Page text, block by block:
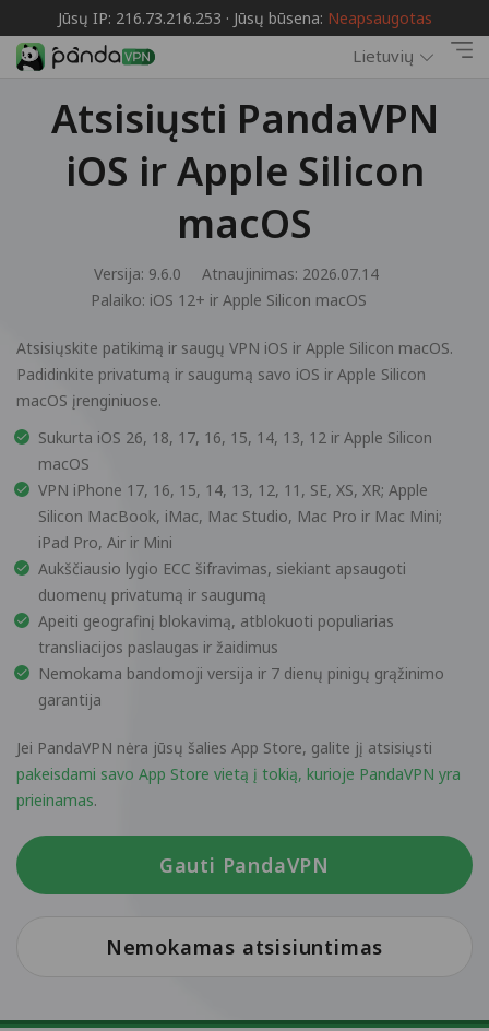
Jūsų IP: 216.73.216.253 · Jūsų būsena: Neapsaugotas
Lietuvių
Atsisiųsti PandaVPN
iOS ir Apple Silicon
macOS
Versija: 9.6.0
Atnaujinimas: 2026.07.14
Palaiko: iOS 12+ ir Apple Silicon macOS
Atsisiųskite patikimą ir saugų VPN iOS ir Apple Silicon macOS.
Padidinkite privatumą ir saugumą savo iOS ir Apple Silicon
macOS įrenginiuose.
Sukurta iOS 26, 18, 17, 16, 15, 14, 13, 12 ir Apple Silicon
macOS
VPN iPhone 17, 16, 15, 14, 13, 12, 11, SE, XS, XR; Apple
Silicon MacBook, iMac, Mac Studio, Mac Pro ir Mac Mini;
iPad Pro, Air ir Mini
Aukščiausio lygio ECC šifravimas, siekiant apsaugoti
duomenų privatumą ir saugumą
Apeiti geografinį blokavimą, atblokuoti populiarias
transliacijos paslaugas ir žaidimus
Nemokama bandomoji versija ir 7 dienų pinigų grąžinimo
garantija
Jei PandaVPN nėra jūsų šalies App Store, galite jį atsisiųsti
pakeisdami savo App Store vietą į tokią, kurioje PandaVPN yra
prieinamas.
Gauti PandaVPN
Nemokamas atsisiuntimas